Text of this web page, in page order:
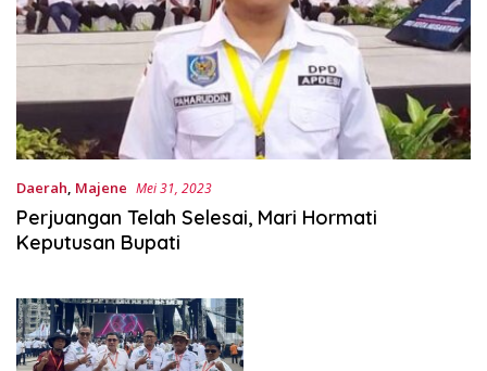
Daerah, Majene Mei 31, 2023
Perjuangan Telah Selesai, Mari Hormati
Keputusan Bupati